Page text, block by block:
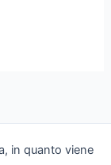
in quanto viene